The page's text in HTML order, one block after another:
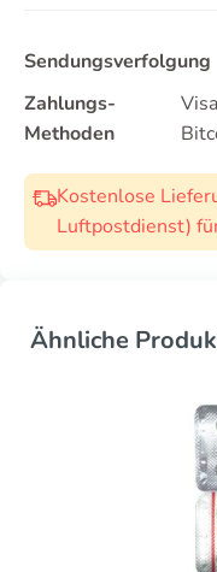
Sendungsverfolgung
Zahlungs-
Methoden
Kostenlose
Luftpostdienst)
Ähnliche